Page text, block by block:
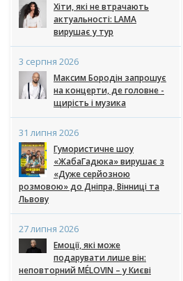
Хіти, які не втрачають
актуальності: LAMA
вирушає у тур
3 серпня 2026
Максим Бородін запрошує
на концерти, де головне -
щирість і музика
31 липня 2026
Гумористичне шоу
«ЖабаГадюка» вирушає з
«Дуже серйозною
розмовою» до Дніпра, Вінниці та
Львову
27 липня 2026
Емоції, які може
подарувати лише він:
неповторний MÉLOVIN – у Києві